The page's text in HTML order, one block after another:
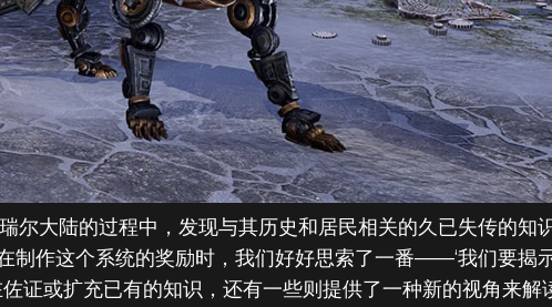
尔大陆的过程中，发现与其历史和居民相关的久已失传的知
制作这个系统的奖励时，我们好好思索了一番——‘我们要揭
证或扩充已有的知识，还有一些则提供了一种新的视角来解